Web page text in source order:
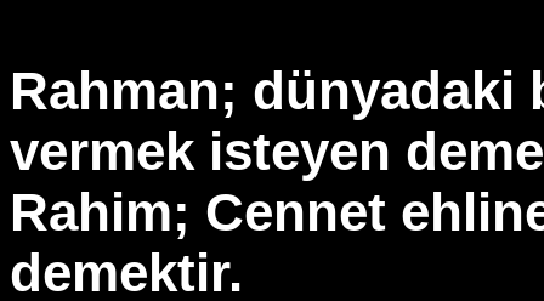
Rahman; dünyadaki
vermek isteyen
Rahim; Cennet
demektir.